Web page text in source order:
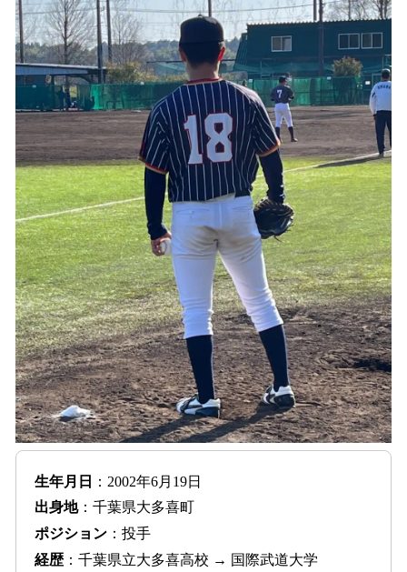
生年月日
：2002年6月19日
出身地：千葉県大多喜町
ポジション ：投手
経歴：千葉県立大多喜高校 → 国際武道大学